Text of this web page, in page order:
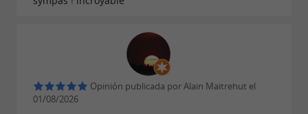
Opinión publicada por Alain Maitrehut el
01/08/2026